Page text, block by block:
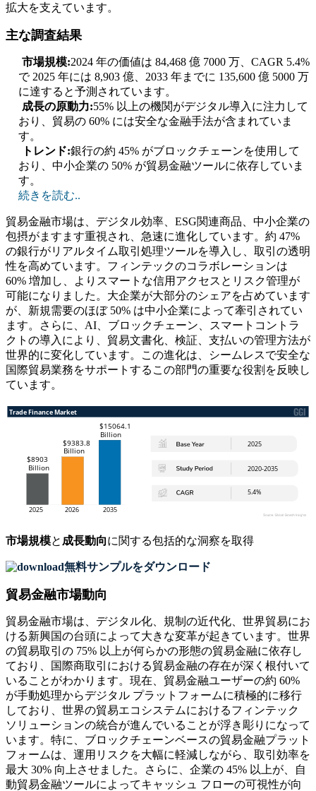
拡大を支えています。
主な調査結果
市場規模:2024 年の価値は 84,468 億 7000 万、CAGR 5.4%
で 2025 年には 8,903 億、2033 年までに 135,600 億 5000 万
に達すると予測されています。
成長の原動力:55% 以上の機関がデジタル導入に注力して
おり、貿易の 60% には安全な金融手法が含まれていま
す。
トレンド:銀行の約 45% がブロックチェーンを使用して
おり、中小企業の 50% が貿易金融ツールに依存していま
す。
続きを読む..
貿易金融市場は、デジタル効率、ESG関連商品、中小企業の
包摂がますます重視され、急速に進化しています。約 47%
の銀行がリアルタイム取引処理ツールを導入し、取引の透明
性を高めています。フィンテックのコラボレーションは
60% 増加し、よりスマートな信用アクセスとリスク管理が
可能になりました。大企業が大部分のシェアを占めています
が、新規需要のほぼ 50% は中小企業によって牽引されてい
ます。さらに、AI、ブロックチェーン、スマートコントラ
クトの導入により、貿易文書化、検証、支払いの管理方法が
世界的に変化しています。この進化は、シームレスで安全な
国際貿易業務をサポートするこの部門の重要な役割を反映し
ています。
市場規模と成長動向に関する包括的な洞察を取得
無料サンプルをダウンロード
貿易金融市場動向
貿易金融市場は、デジタル化、規制の近代化、世界貿易にお
ける新興国の台頭によって大きな変革が起きています。世界
の貿易取引の 75% 以上が何らかの形態の貿易金融に依存し
ており、国際商取引における貿易金融の存在が深く根付いて
いることがわかります。現在、貿易金融ユーザーの約 60%
が手動処理からデジタル プラットフォームに積極的に移行
しており、世界の貿易エコシステムにおけるフィンテック
ソリューションの統合が進んでいることが浮き彫りになって
います。特に、ブロックチェーンベースの貿易金融プラット
フォームは、運用リスクを大幅に軽減しながら、取引効率を
最大 30% 向上させました。さらに、企業の 45% 以上が、自
動貿易金融ツールによってキャッシュ フローの可視性が向